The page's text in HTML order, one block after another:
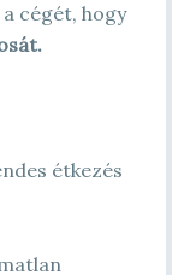
cégét, hogy
étkezés